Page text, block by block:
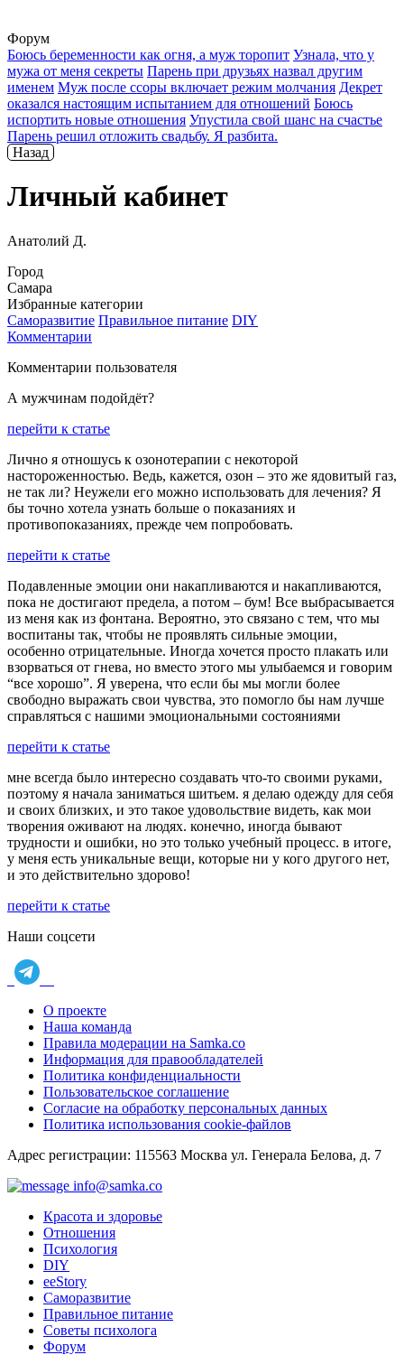
Форум
Боюсь беременности как огня, а муж торопит Узнала, что у
мужа от меня секреты Парень при друзьях назвал другим
именем Муж после ссоры включает режим молчания Декрет
оказался настоящим испытанием для отношений Боюсь
испортить новые отношения Упустила свой шанс на счастье
Парень решил отложить свадьбу. Я разбита.
Назад
Личный кабинет
Анатолий Д.
Город
Самара
Избранные категории
Саморазвитие Правильное питание DIY
Комментарии
Комментарии пользователя
А мужчинам подойдёт?
перейти к статье
Лично я отношусь к озонотерапии с некоторой
настороженностью. Ведь, кажется, озон – это же ядовитый газ,
не так ли? Неужели его можно использовать для лечения? Я
бы точно хотела узнать больше о показаниях и
противопоказаниях, прежде чем попробовать.
перейти к статье
Подавленные эмоции они накапливаются и накапливаются,
пока не достигают предела, а потом – бум! Все выбрасывается
из меня как из фонтана. Вероятно, это связано с тем, что мы
воспитаны так, чтобы не проявлять сильные эмоции,
особенно отрицательные. Иногда хочется просто плакать или
взорваться от гнева, но вместо этого мы улыбаемся и говорим
“все хорошо”. Я уверена, что если бы мы могли более
свободно выражать свои чувства, это помогло бы нам лучше
справляться с нашими эмоциональными состояниями
перейти к статье
мне всегда было интересно создавать что-то своими руками,
поэтому я начала заниматься шитьем. я делаю одежду для себя
и своих близких, и это такое удовольствие видеть, как мои
творения оживают на людях. конечно, иногда бывают
трудности и ошибки, но это только учебный процесс. в итоге,
у меня есть уникальные вещи, которые ни у кого другого нет,
и это действительно здорово!
перейти к статье
Наши соцсети
О проекте
Наша команда
Правила модерации на Samka.co
Информация для правообладателей
Политика конфиденциальности
Пользовательское соглашение
Согласие на обработку персональных данных
Политика использования cookie-файлов
Адрес регистрации: 115563 Москва ул. Генерала Белова, д. 7
info@samka.co
Красота и здоровье
Отношения
Психология
DIY
ееStory
Саморазвитие
Правильное питание
Советы психолога
Форум